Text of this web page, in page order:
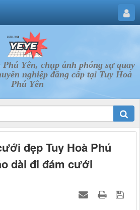
Yên, chụp ảnh phóng sự quay
nghiệp đẳng cấp tại Tuy Hoà
Phú Yên
đẹp Tuy Hoà Phú
dài đi đám cưới